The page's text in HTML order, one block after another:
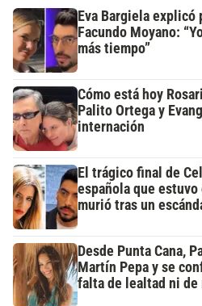
Eva Bargiela explicó
Facundo Moyano:
más tiempo”
Cómo está hoy
Palito Ortega y
internación
El trágico final de
española que estuvo
murió tras un
Desde Punta Cana,
Martín Pepa y se
falta de lealtad ni de